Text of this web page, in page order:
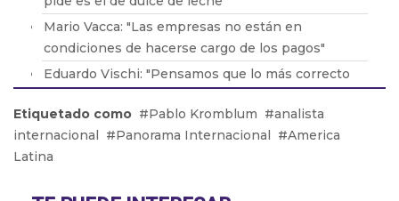
Mario Vacca: "Las empresas no están en
condiciones de hacerse cargo de los pagos"
Eduardo Vischi: "Pensamos que lo más correcto
Lic. Eduardo Lavorato: "Que los padres consuman
con sus hijos les genera una dependencia"
Etiquetado como Pablo Kromblum
analista
internacional
Panorama Internacional
America
Latina